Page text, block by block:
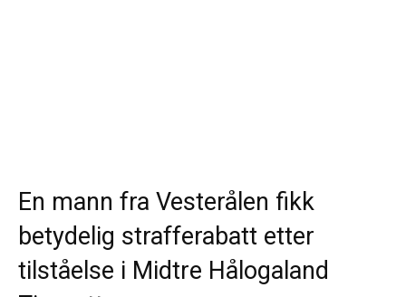
En mann fra Vesterålen fikk
betydelig strafferabatt etter
tilståelse i Midtre Hålogaland